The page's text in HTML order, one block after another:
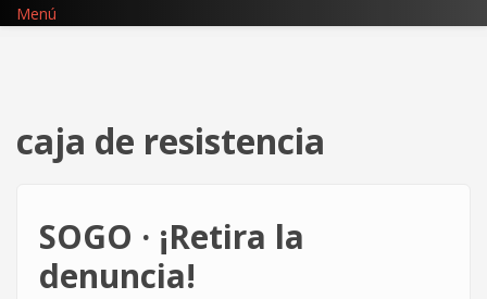
Pasar
Menú
caja de resistencia
SOGO · ¡Retira la
denuncia!